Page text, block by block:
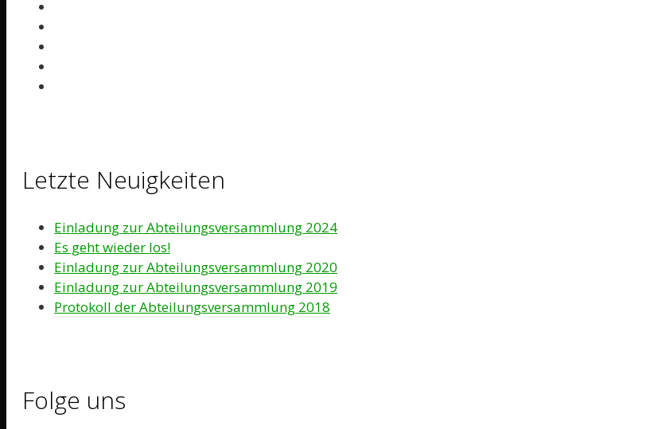
Letzte Neuigkeiten
Einladung zur Abteilungsversammlung 2024
Es geht wieder los!
Einladung zur Abteilungsversammlung 2020
Einladung zur Abteilungsversammlung 2019
Protokoll der Abteilungsversammlung 2018
Folge uns